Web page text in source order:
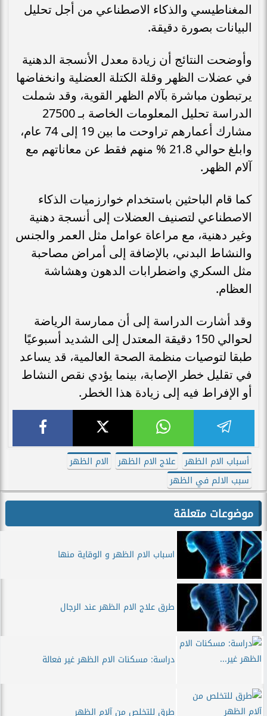
المغناطيسي والذكاء الاصطناعي من أجل تحليل
البيانات بصورة دقيقة.
وأوضحت النتائج أن زيادة معدل الأنسجة الدهنية
في عضلات الظهر وقلة الكتلة العضلية وانخفاضها
يرتبطون مباشرة بآلام الظهر القوية، وقد شملت
الدراسة تحليل المعلومات الخاصة بـ 27500
مشارك أعمارهم تراوحت ما بين 19 إلى 74 عام،
وابلغ حوالي 21.8 % منهم فقط عن معاناتهم مع
آلام الظهر.
كما قام الباحثين باستخدام خوارزميات الذكاء
الاصطناعي لتصنيف العضلات إلى أنسجة دهنية
وغير دهنية، مع مراعاة عوامل مثل العمر والجنس
والنشاط البدني، بالإضافة إلى أمراض مصاحبة
مثل السكري واضطرابات الدهون وهشاشة
العظام.
وقد أشارت الدراسة إلى أن ممارسة الرياضة
لحوالي 150 دقيقة المعتدل إلى الشديد أسبوعيًا
طبقا لتوصيات منظمة الصحة العالمية، قد يساعد
في تقليل خطر الإصابة، بينما يؤدي نقص النشاط
أو الإفراط فيه إلى زيادة هذا الخطر.
أسباب الام الظهر علاج الام الظهر
الام الظهر
سبب الالم في الظهر
موضوعات متعلقة
اسباب الام الظهر و الوقاية منها
طرق علاج الام الظهر عند الرجال
دراسة: مسكنات الام الظهر غير فعالة
طرق للتخلص من آلام الظهر